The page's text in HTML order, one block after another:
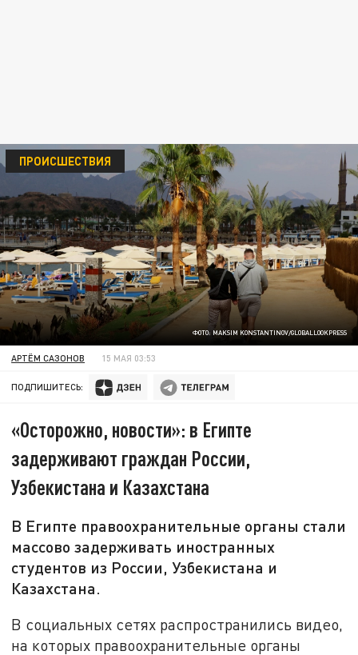
ФОТО: MAKSIM KONSTANTINOV/GLOBALLOOKPRESS
ПРОИСШЕСТВИЯ
АРТЁМ САЗОНОВ 15 МАЯ 03:53
ПОДПИШИТЕСЬ:
«Осторожно, новости»: в Египте
задерживают граждан России,
Узбекистана и Казахстана
В Египте правоохранительные органы стали
массово задерживать иностранных
студентов из России, Узбекистана и
Казахстана.
В социальных сетях распространились видео,
на которых правоохранительные органы